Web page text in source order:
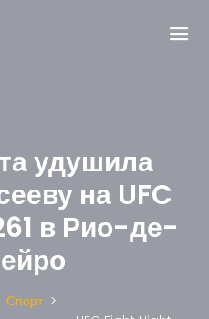
удушила
на UFC
в Рио-де-
Спорт